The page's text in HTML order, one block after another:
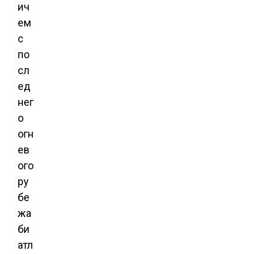
ич
ем
с
по
сл
ед
нег
о
огн
ев
ого
ру
бе
жа
би
атл